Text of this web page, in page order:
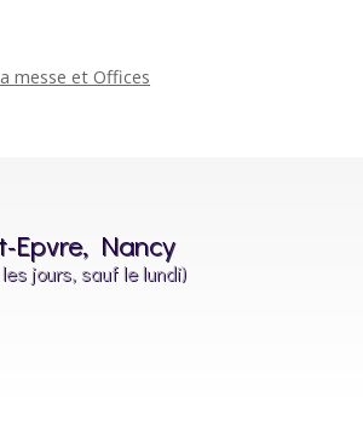
messe et Offices
Epvre, Nancy
jours, sauf le lundi)